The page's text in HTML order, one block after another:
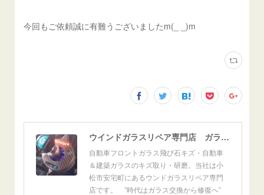
今回もご依頼誠に有難うございましたm(_ _)m
ウインドガラスリペア専門店 ガラスリペア・ヨシダ グラスウェルドジャパン 正規施工店 小松市
自動車フロントガラス飛び石キズ・自動車
＆建築ガラスのキズ取り・研磨。当社は小
松市安宅町にあるウンドガラスリペア専門
店です。 ”時代はガラス交換から修復へ”